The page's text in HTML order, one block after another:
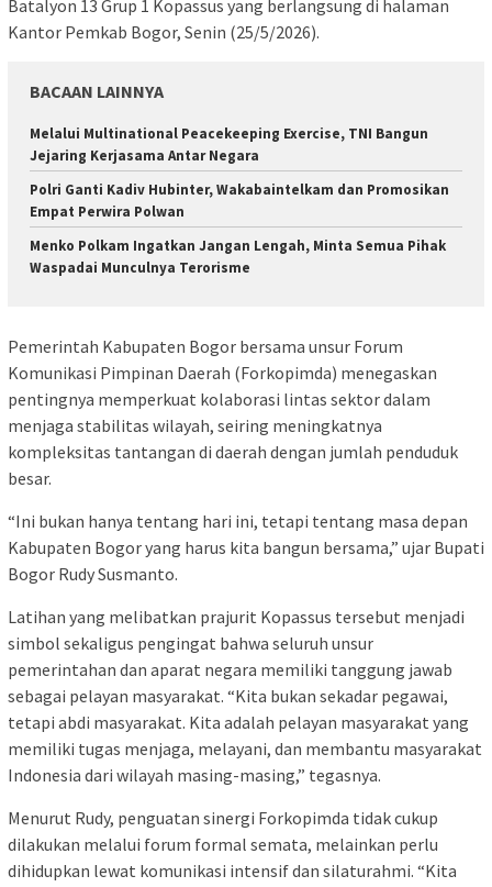
Batalyon 13 Grup 1 Kopassus yang berlangsung di halaman
Kantor Pemkab Bogor, Senin (25/5/2026).
BACAAN LAINNYA
Melalui Multinational Peacekeeping Exercise, TNI Bangun
Jejaring Kerjasama Antar Negara
Polri Ganti Kadiv Hubinter, Wakabaintelkam dan Promosikan
Empat Perwira Polwan
Menko Polkam Ingatkan Jangan Lengah, Minta Semua Pihak
Waspadai Munculnya Terorisme
Pemerintah Kabupaten Bogor bersama unsur Forum
Komunikasi Pimpinan Daerah (Forkopimda) menegaskan
pentingnya memperkuat kolaborasi lintas sektor dalam
menjaga stabilitas wilayah, seiring meningkatnya
kompleksitas tantangan di daerah dengan jumlah penduduk
besar.
“Ini bukan hanya tentang hari ini, tetapi tentang masa depan
Kabupaten Bogor yang harus kita bangun bersama,” ujar Bupati
Bogor Rudy Susmanto.
Latihan yang melibatkan prajurit Kopassus tersebut menjadi
simbol sekaligus pengingat bahwa seluruh unsur
pemerintahan dan aparat negara memiliki tanggung jawab
sebagai pelayan masyarakat. “Kita bukan sekadar pegawai,
tetapi abdi masyarakat. Kita adalah pelayan masyarakat yang
memiliki tugas menjaga, melayani, dan membantu masyarakat
Indonesia dari wilayah masing-masing,” tegasnya.
Menurut Rudy, penguatan sinergi Forkopimda tidak cukup
dilakukan melalui forum formal semata, melainkan perlu
dihidupkan lewat komunikasi intensif dan silaturahmi. “Kita